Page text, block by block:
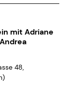
mit Adriane
48,